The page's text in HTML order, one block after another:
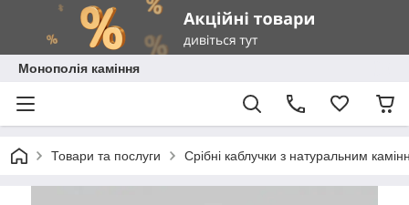
Монополія каміння
Товари та послуги Срібні каблучки з натуральним